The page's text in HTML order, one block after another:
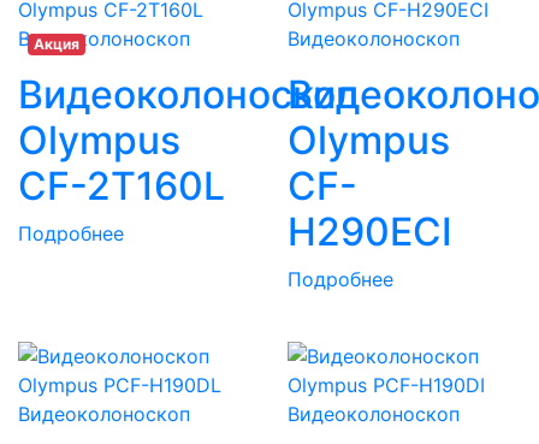
Акция
Видеоколоноскоп
Видеоколоноскоп
Olympus
CF-2T160L
Подробнее
Видеоколоноскоп
Olympus
CF-
H290ECI
Подробнее
Видеоколоноскоп Видеоколоноскоп